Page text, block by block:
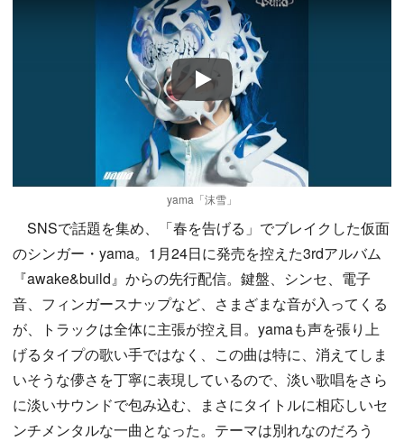
Play
yama「沫雪」
SNSで話題を集め、「春を告げる」でブレイクした仮面
のシンガー・yama。1月24日に発売を控えた3rdアルバム
『awake&build』からの先行配信。鍵盤、シンセ、電子
音、フィンガースナップなど、さまざまな音が入ってくる
が、トラックは全体に主張が控え目。yamaも声を張り上
げるタイプの歌い手ではなく、この曲は特に、消えてしま
いそうな儚さを丁寧に表現しているので、淡い歌唱をさら
に淡いサウンドで包み込む、まさにタイトルに相応しいセ
ンチメンタルな一曲となった。テーマは別れなのだろう